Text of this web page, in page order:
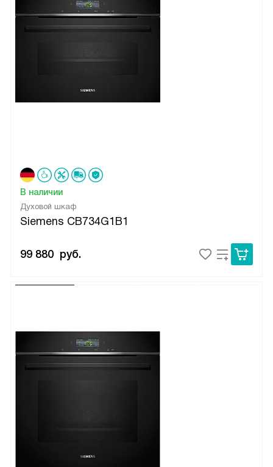
Духовой шкаф
Siemens CB734G1B1
В наличии
99 880 руб.